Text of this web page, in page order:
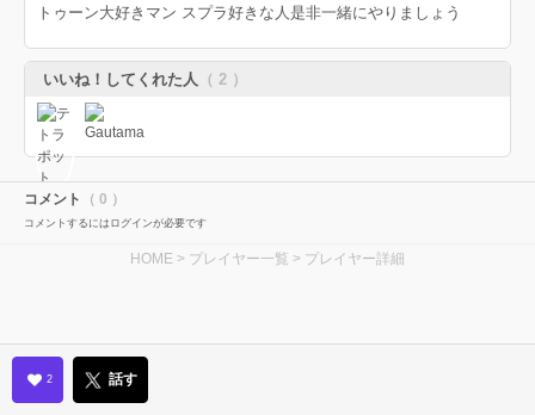
トゥーン大好きマン スプラ好きな人是非一緒にやりましょう
いいね！してくれた人 （ 2 ）
コメント （ 0 ）
コメントするにはログインが必要です
HOME > プレイヤー一覧 > プレイヤー詳細
2 話す